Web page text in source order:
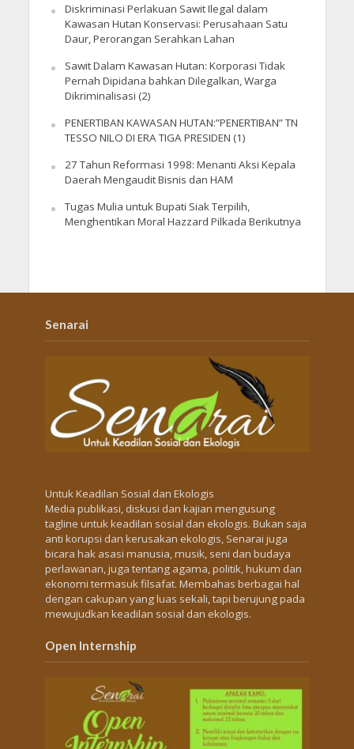
Diskriminasi Perlakuan Sawit Ilegal dalam
Kawasan Hutan Konservasi: Perusahaan Satu
Daur, Perorangan Serahkan Lahan
Sawit Dalam Kawasan Hutan: Korporasi Tidak
Pernah Dipidana bahkan Dilegalkan, Warga
Dikriminalisasi (2)
PENERTIBAN KAWASAN HUTAN:”PENERTIBAN” TN
TESSO NILO DI ERA TIGA PRESIDEN (1)
27 Tahun Reformasi 1998: Menanti Aksi Kepala
Daerah Mengaudit Bisnis dan HAM
Tugas Mulia untuk Bupati Siak Terpilih,
Menghentikan Moral Hazzard Pilkada Berikutnya
Senarai
Untuk Keadilan Sosial dan Ekologis
Media publikasi, diskusi dan kajian mengusung
tagline untuk keadilan sosial dan ekologis. Bukan saja
anti korupsi dan kerusakan ekologis, Senarai juga
bicara hak asasi manusia, musik, seni dan budaya
perlawanan, juga tentang agama, politik, hukum dan
ekonomi termasuk filsafat. Membahas berbagai hal
dengan cakupan yang luas sekali, tapi berujung pada
mewujudkan keadilan sosial dan ekologis.
Open Internship